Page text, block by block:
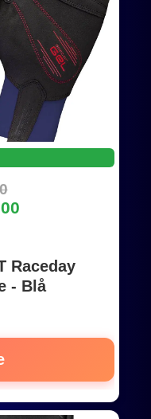
Raceday
- Blå